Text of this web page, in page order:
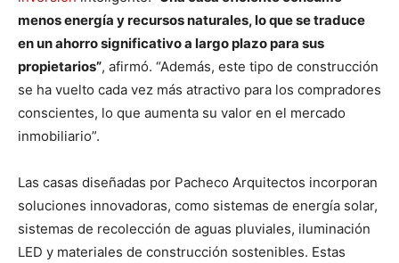
menos energía y recursos naturales, lo que se traduce
en un ahorro significativo a largo plazo para sus
propietarios”, afirmó. “Además, este tipo de construcción
se ha vuelto cada vez más atractivo para los compradores
conscientes, lo que aumenta su valor en el mercado
inmobiliario”.
Las casas diseñadas por Pacheco Arquitectos incorporan
soluciones innovadoras, como sistemas de energía solar,
sistemas de recolección de aguas pluviales, iluminación
LED y materiales de construcción sostenibles. Estas